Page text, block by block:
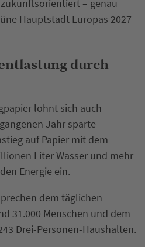
– genau
Hauptstadt Europas 2027
durch
lohnt sich auch
Jahr sparte
auf Papier mit dem
Liter Wasser und mehr
Energie ein.
dem täglichen
31.000 Menschen und dem
Drei-Personen-Haushalten.